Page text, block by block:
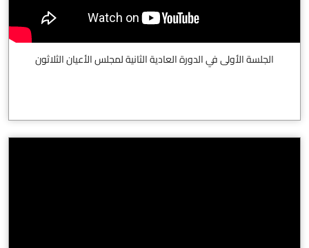
الجلسة الأولى في الدورة العادية الثانية لمجلس الأعيان الثلاثون